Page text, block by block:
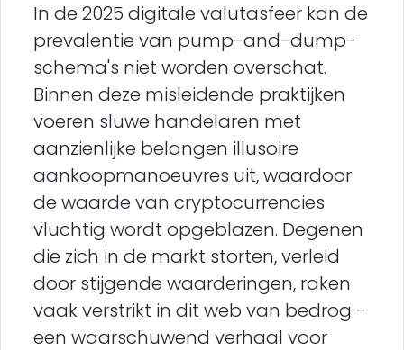
In de 2025 digitale valutasfeer kan de
prevalentie van pump-and-dump-
schema's niet worden overschat.
Binnen deze misleidende praktijken
voeren sluwe handelaren met
aanzienlijke belangen illusoire
aankoopmanoeuvres uit, waardoor
de waarde van cryptocurrencies
vluchtig wordt opgeblazen. Degenen
die zich in de markt storten, verleid
door stijgende waarderingen, raken
vaak verstrikt in dit web van bedrog -
een waarschuwend verhaal voor